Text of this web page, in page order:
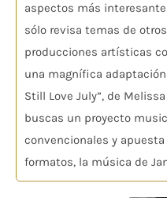
aspectos más
sólo revisa temas de
producciones artísticas
una magnífica
Still Love July”, de
buscas un proyecto
convencionales y
formatos, la música de